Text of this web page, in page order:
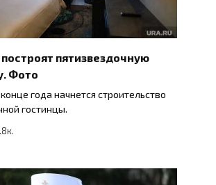
пятизвездочную
Фото
года начнется строительство
гостинцы.